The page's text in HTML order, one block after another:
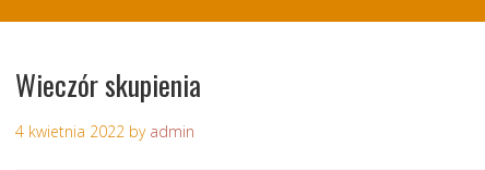
Wieczór skupienia
4 kwietnia 2022 by admin